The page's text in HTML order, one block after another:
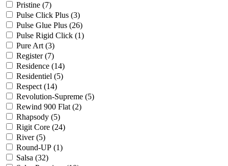
Pristine (7)
Pulse Click Plus (3)
Pulse Glue Plus (26)
Pulse Rigid Click (1)
Pure Art (3)
Register (7)
Residence (14)
Residentiel (5)
Respect (14)
Revolution-Supreme (5)
Rewind 900 Flat (2)
Rhapsody (5)
Rigit Core (24)
River (5)
Round-UP (1)
Salsa (32)